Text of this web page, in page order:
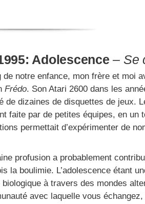
Adolescence – Se
de notre enfance, mon frère et moi
Frédo. Son Atari 2600 dans les
de dizaines de disquettes de jeux.
faite par de petites équipes, en un
permettait d’expérimenter de
profusion a probablement
la boulimie. L’adolescence étant
à travers des mondes
avec laquelle vous